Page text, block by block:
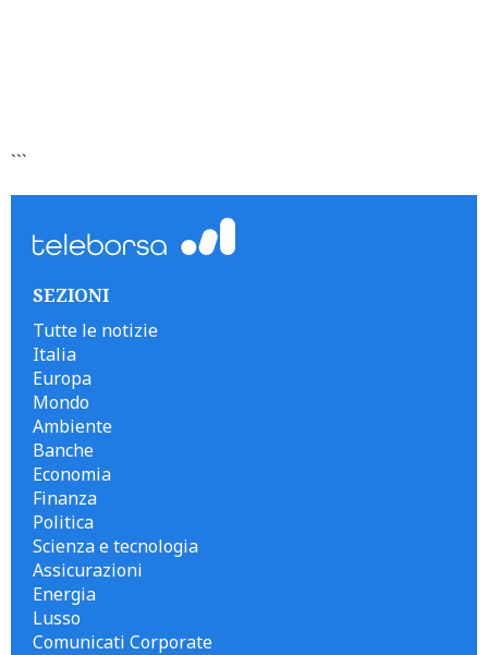
```
SEZIONI
Tutte le notizie
Italia
Europa
Mondo
Ambiente
Banche
Economia
Finanza
Politica
Scienza e tecnologia
Assicurazioni
Energia
Lusso
Comunicati Corporate